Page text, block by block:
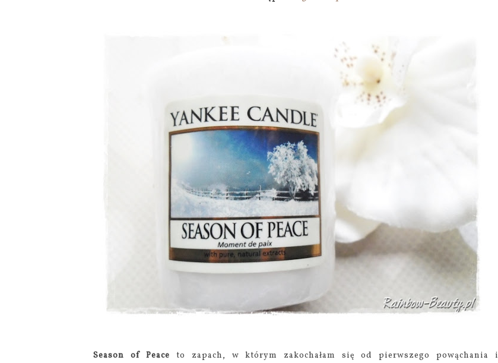
Season of Peace to zapach, w którym zakochałam się od pierwszego powąchania i